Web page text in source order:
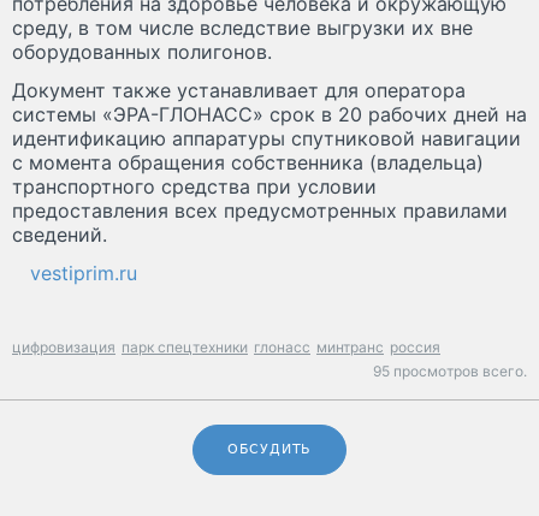
среду, в том числе вследствие выгрузки их вне
оборудованных полигонов.
Документ также устанавливает для оператора
системы «ЭРА-ГЛОНАСС» срок в 20 рабочих дней на
идентификацию аппаратуры спутниковой навигации
с момента обращения собственника (владельца)
транспортного средства при условии
предоставления всех предусмотренных правилами
сведений.
vestiprim.ru
цифровизация парк спецтехники глонасс минтранс россия
95 просмотров всего.
ОБСУДИТЬ